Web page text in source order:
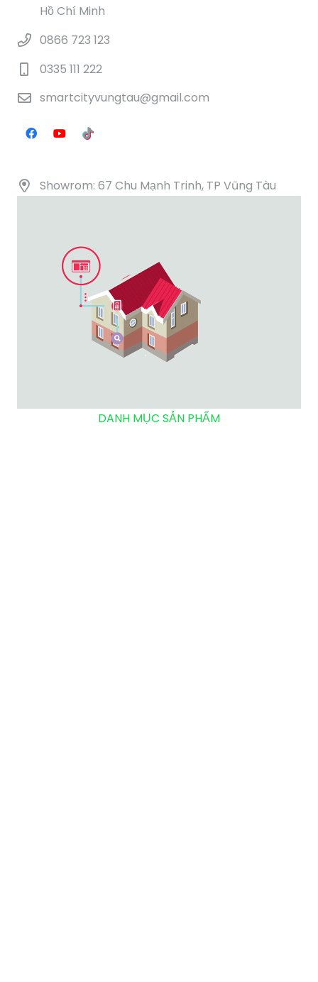
Hồ Chí Minh
0866 723 123
0335 111 222
smartcityvungtau@gmail.com
Showrom: 67 Chu Mạnh Trinh, TP Vũng Tàu
DANH MỤC SẢN PHẨM